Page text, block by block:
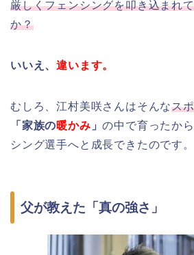
厳しくフェンシングを叩き込まれ
か？
いいえ、違います。
むしろ、江村美咲さんはそんなス
「家族の暖かみ 」の中で育ったか
シング選手へと成長できたのです。
父が教えた「真の強さ」